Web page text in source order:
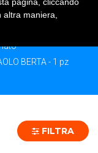
70 CL
PZ
BERTA - 1 pz
FILTRA
maniera,